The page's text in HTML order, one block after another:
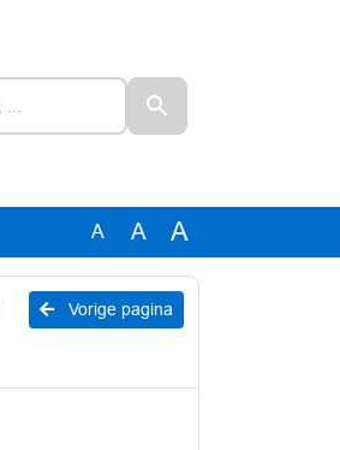
A A A
Vorige pagina